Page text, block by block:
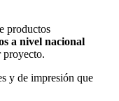
productos
a nivel nacional
proyecto.
y de impresión que